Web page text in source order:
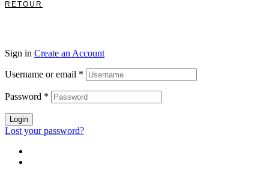
RETOUR
Sign in Create an Account
Username or email *
Password *
Login
Lost your password?